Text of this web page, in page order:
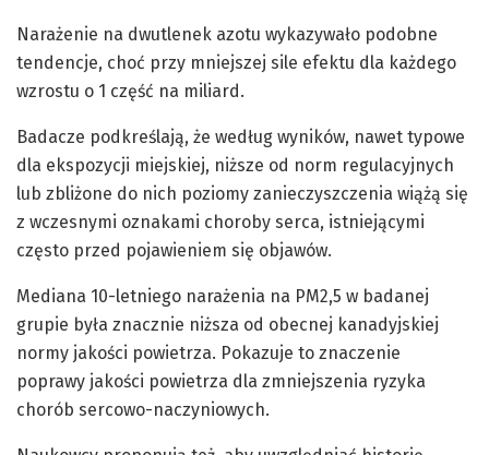
Narażenie na dwutlenek azotu wykazywało podobne
tendencje, choć przy mniejszej sile efektu dla każdego
wzrostu o 1 część na miliard.
Badacze podkreślają, że według wyników, nawet typowe
dla ekspozycji miejskiej, niższe od norm regulacyjnych
lub zbliżone do nich poziomy zanieczyszczenia wiążą się
z wczesnymi oznakami choroby serca, istniejącymi
często przed pojawieniem się objawów.
Mediana 10-letniego narażenia na PM2,5 w badanej
grupie była znacznie niższa od obecnej kanadyjskiej
normy jakości powietrza. Pokazuje to znaczenie
poprawy jakości powietrza dla zmniejszenia ryzyka
chorób sercowo-naczyniowych.